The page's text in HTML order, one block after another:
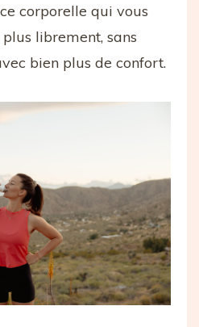
corporelle qui vous
librement, sans
bien plus de confort.